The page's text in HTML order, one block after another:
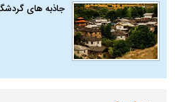
جاذبه های